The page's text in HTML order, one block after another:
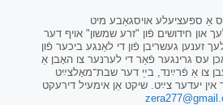
אַ ספּעציעלע אויסגאַבע מיט
און חידושים פֿון "זרע שמשון" אויף דער
זענען געשריבן פֿון די לאַנגע ביכער פֿון
עס גרינגער פֿאַר די לערנער צו האָבן אַ
צו אַ פֿרײַנד, בײַ דער שבת־מאָלצײַט
יעדער צײַט. שיקט אַן אימעיל דירעקט